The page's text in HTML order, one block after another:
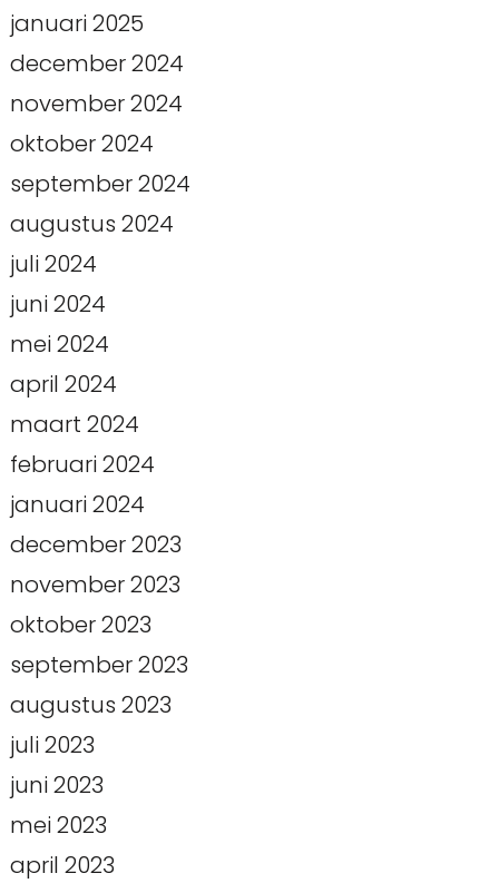
januari 2025
december 2024
november 2024
oktober 2024
september 2024
augustus 2024
juli 2024
juni 2024
mei 2024
april 2024
maart 2024
februari 2024
januari 2024
december 2023
november 2023
oktober 2023
september 2023
augustus 2023
juli 2023
juni 2023
mei 2023
april 2023